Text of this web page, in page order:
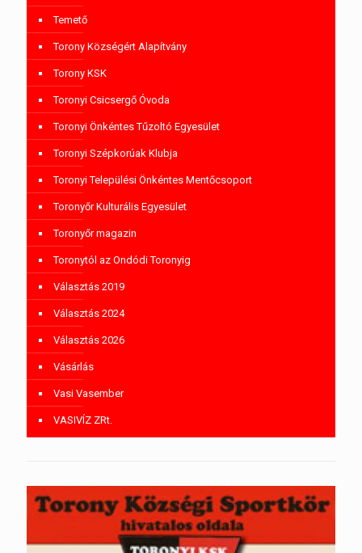
Temető
Torony Községért Alapítvány
Torony KSK
Toronyi Csicsergő Óvoda
Toronyi Önkéntes Tűzoltó Egyesület
Toronyi Szépkorúak Klubja
Toronyi Települési Önkéntes Mentőcsoport
Toronyőr Kulturális Egyesület
Toronyőr magazin
Toronytól az Ondódi Toronyig
Választás 2019
Választás 2024
Választás 2026
Vásárlás
Vasi Vasember
VASIVÍZ ZRt.